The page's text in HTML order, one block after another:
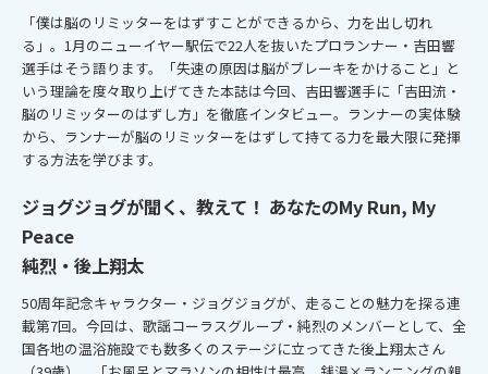
「僕は脳のリミッターをはずすことができるから、力を出し切れ
る」。1月のニューイヤー駅伝で22人を抜いたプロランナー・吉田響
選手はそう語ります。「失速の原因は脳がブレーキをかけること」と
いう理論を度々取り上げてきた本誌は今回、吉田響選手に「吉田流・
脳のリミッターのはずし方」を徹底インタビュー。ランナーの実体験
から、ランナーが脳のリミッターをはずして持てる力を最大限に発揮
する方法を学びます。
ジョグジョグが聞く、教えて！ あなたのMy Run, My
Peace
純烈・後上翔太
50周年記念キャラクター・ジョグジョグが、走ることの魅力を探る連
載第7回。今回は、歌謡コーラスグループ・純烈のメンバーとして、全
国各地の温浴施設でも数多くのステージに立ってきた後上翔太さん